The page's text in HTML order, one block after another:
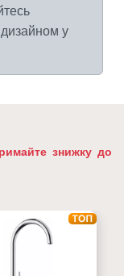
у
знижку до